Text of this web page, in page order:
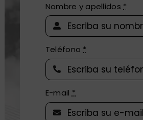
Nombre y apellidos *
Teléfono*
E-mail *